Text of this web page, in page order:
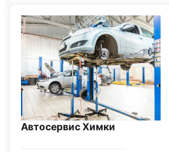
Автосервис Химки